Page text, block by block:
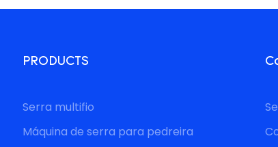
· Vários cortes de concreto
PRODUCTS
Serra multifio
Máquina de serra para pedreira